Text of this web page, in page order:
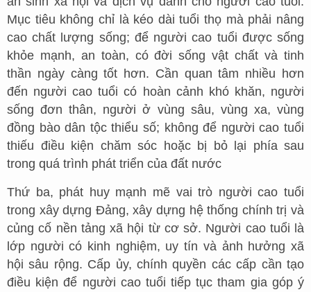
Mục tiêu không chỉ là kéo dài tuổi thọ mà phải nâng
cao chất lượng sống; để người cao tuổi được sống
khỏe mạnh, an toàn, có đời sống vật chất và tinh
thần ngày càng tốt hơn. Cần quan tâm nhiều hơn
đến người cao tuổi có hoàn cảnh khó khăn, người
sống đơn thân, người ở vùng sâu, vùng xa, vùng
đồng bào dân tộc thiểu số; không để người cao tuổi
thiếu điều kiện chăm sóc hoặc bị bỏ lại phía sau
trong quá trình phát triển của đất nước
Thứ ba, phát huy mạnh mẽ vai trò người cao tuổi
trong xây dựng Đảng, xây dựng hệ thống chính trị và
củng cố nền tảng xã hội từ cơ sở. Người cao tuổi là
lớp người có kinh nghiệm, uy tín và ảnh hưởng xã
hội sâu rộng. Cấp ủy, chính quyền các cấp cần tạo
điều kiện để người cao tuổi tiếp tục tham gia góp ý